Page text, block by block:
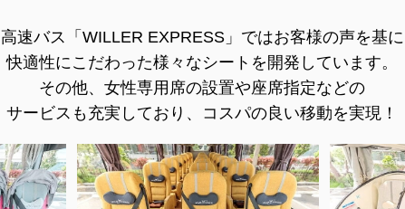
高速バス「WILLER EXPRESS」ではお客様の声を基に
快適性にこだわった様々なシートを開発しています。
その他、女性専用席の設置や座席指定などの
サービスも充実しており、コスパの良い移動を実現！